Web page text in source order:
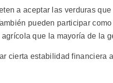
a aceptar las verduras
pueden participar
que la mayoría de la
cierta estabilidad financiera